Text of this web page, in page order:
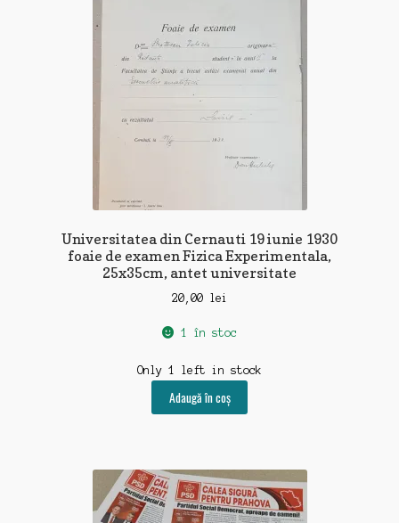
Universitatea din Cernauti 19 iunie 1930
foaie de examen Fizica Experimentala,
25x35cm, antet universitate
20,00 lei
1 în stoc
Only 1 left in stock
Adaugă în coș